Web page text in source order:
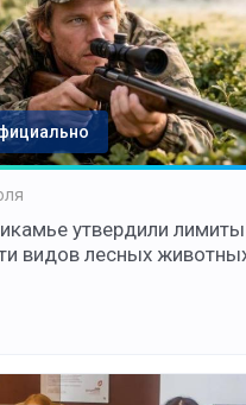
утвердили
видов лесных